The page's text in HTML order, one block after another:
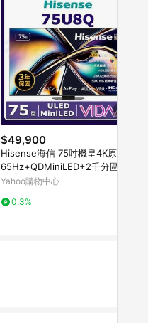
$49,900
Hisense海信 75吋機皇4K原生1
65Hz+QDMiniLED+2千分區控
光頂極液晶顯示器(75U8Q)
Yahoo購物中心
0.3%